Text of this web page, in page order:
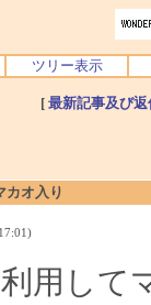
ツリー表示
[ 最新記事及び
カオ入り
用して